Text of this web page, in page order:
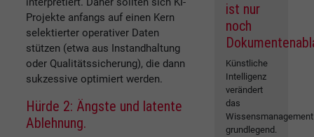
Projekte anfangs auf einen Kern
selektierter operativer Daten
stützen (etwa aus Instandhaltung
oder Qualitätssicherung), die dann
sukzessive optimiert werden.
Hürde 2: Ängste und latente
Ablehnung.
ist nur
noch
Künstliche
Intelligenz
verändert
das
Wissensmanagement
grundlegend.